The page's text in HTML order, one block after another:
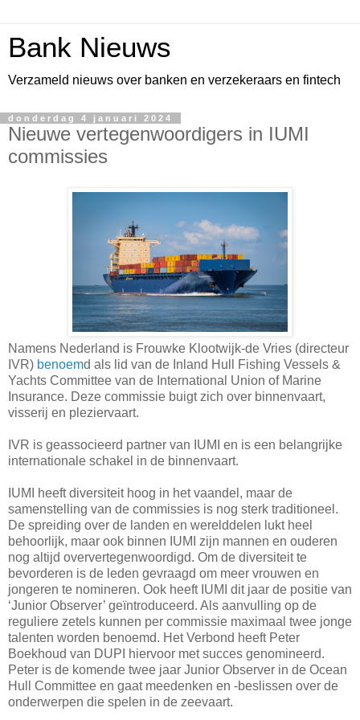
Bank Nieuws
Verzameld nieuws over banken en verzekeraars en fintech
donderdag 4 januari 2024
Nieuwe vertegenwoordigers in IUMI
commissies
Namens Nederland is Frouwke Klootwijk-de Vries (directeur
IVR) benoemd als lid van de Inland Hull Fishing Vessels &
Yachts Committee van de International Union of Marine
Insurance. Deze commissie buigt zich over binnenvaart,
visserij en pleziervaart.
IVR is geassocieerd partner van IUMI en is een belangrijke
internationale schakel in de binnenvaart.
IUMI heeft diversiteit hoog in het vaandel, maar de
samenstelling van de commissies is nog sterk traditioneel.
De spreiding over de landen en werelddelen lukt heel
behoorlijk, maar ook binnen IUMI zijn mannen en ouderen
nog altijd oververtegenwoordigd. Om de diversiteit te
bevorderen is de leden gevraagd om meer vrouwen en
jongeren te nomineren. Ook heeft IUMI dit jaar de positie van
‘Junior Observer’ geïntroduceerd. Als aanvulling op de
reguliere zetels kunnen per commissie maximaal twee jonge
talenten worden benoemd. Het Verbond heeft Peter
Boekhoud van DUPI hiervoor met succes genomineerd.
Peter is de komende twee jaar Junior Observer in de Ocean
Hull Committee en gaat meedenken en -beslissen over de
onderwerpen die spelen in de zeevaart.